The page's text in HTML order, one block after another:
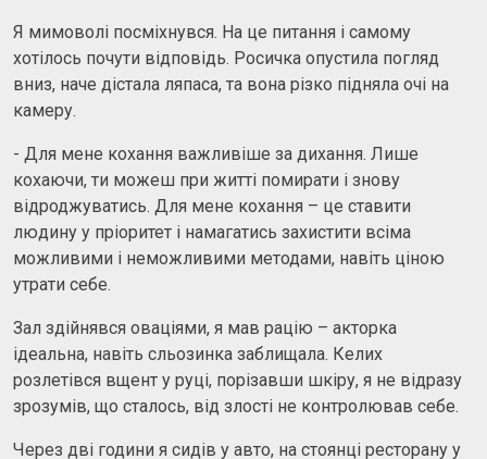
Я мимоволі посміхнувся. На це питання і самому
хотілось почути відповідь. Росичка опустила погляд
вниз, наче дістала ляпаса, та вона різко підняла очі на
камеру.
- Для мене кохання важливіше за дихання. Лише
кохаючи, ти можеш при житті помирати і знову
відроджуватись. Для мене кохання – це ставити
людину у пріоритет і намагатись захистити всіма
можливими і неможливими методами, навіть ціною
утрати себе.
Зал здійнявся оваціями, я мав рацію – акторка
ідеальна, навіть сльозинка заблищала. Келих
розлетівся вщент у руці, порізавши шкіру, я не відразу
зрозумів, що сталось, від злості не контролював себе.
Через дві години я сидів у авто, на стоянці ресторану у